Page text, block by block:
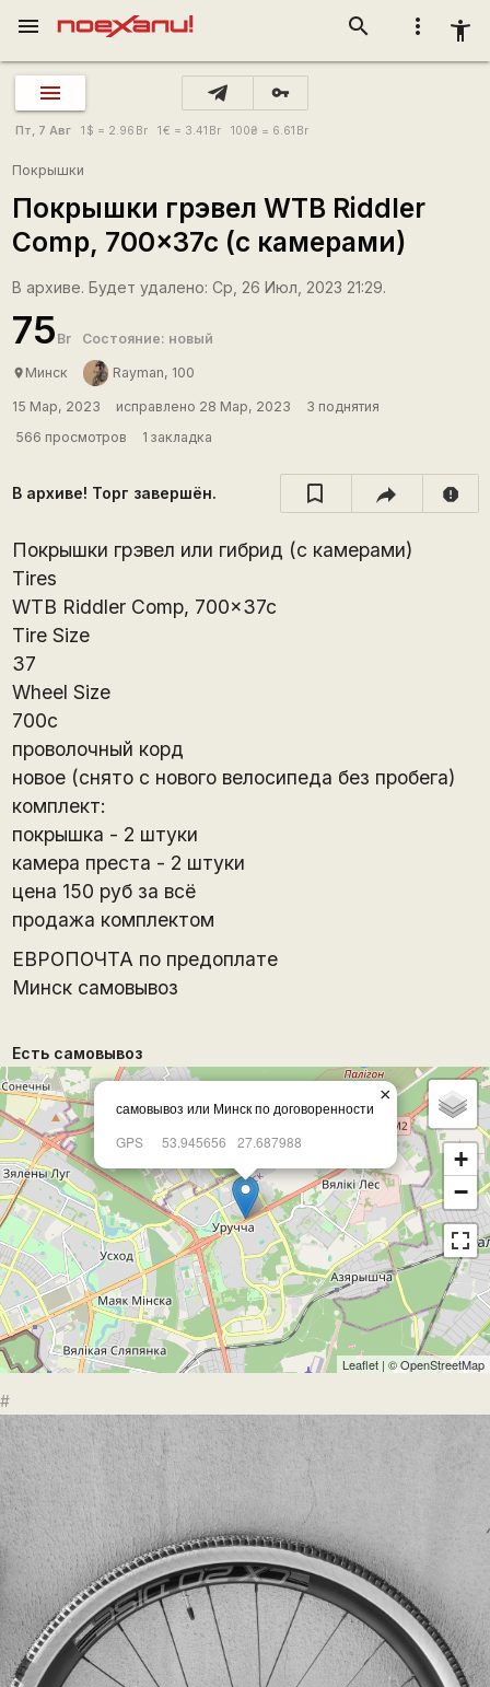
more_vert accessibility_new
search
menu
vpn_key
Пт, 7 Авг 1 $ = 2.96 Br 1€ = 3.41 Br 100₴ = 6.61 Br
Покрышки
Покрышки грэвел WTB Riddler
Comp, 700x37c (с камерами)
В архиве. Будет удалено: Ср, 26 Июл, 2023 21:29.
75 Br Состояние: новый
place Минск Rаyman, 100
15 Мар, 2023 исправлено 28 Мар, 2023
3 поднятия
566 просмотров
1 закладка
В архиве! Торг завершён. report
Покрышки грэвел или гибрид (с камерами)
Tires
WTB Riddler Comp, 700x37c
Tire Size
37
Wheel Size
700c
проволочный корд
новое (снято с нового велосипеда без пробега)
комплект:
покрышка - 2 штуки
камера преста - 2 штуки
цена 150 руб за всё
продажа комплектом
ЕВРОПОЧТА по предоплате
Минск самовывоз
Есть самовывоз
самовывоз или Минск по договоренности
GPS
53.945656 27.687988
×
+
−
Leaflet | ©OpenStreetMap
#